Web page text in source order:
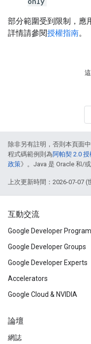
部分範圍受到限制，應
詳情請參閱授權指南。
除非另有註明，否則本頁面
程式碼範例則為阿帕契 2.0 授
政策》。Java 是 Oracle 和/
上次更新時間：2026-07-07 (
互動交流
Google Developer Program
Google Developer Groups
Google Developer Experts
Accelerators
Google Cloud & NVIDIA
論壇
網誌